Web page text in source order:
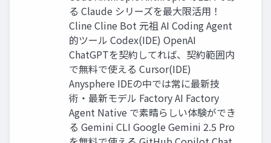
る Claude シリーズを最大限活用！
Cline Cline Bot 元祖 AI Coding Agent
的ツール Codex(IDE) OpenAI
ChatGPTを契約してれば、契約範囲内
で無料で使える Cursor(IDE)
Anysphere IDEの中では常に最新技
術・最新モデル Factory AI Factory
Agent Native で素晴らしい体験ができ
る Gemini CLI Google Gemini 2.5 Pro